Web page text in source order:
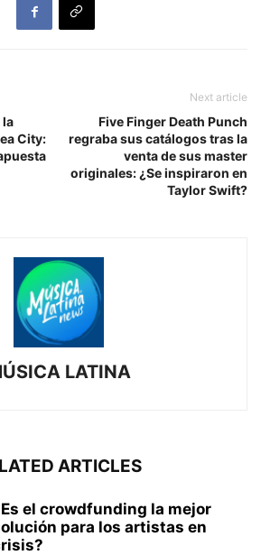
la
City:
Next article
Five Finger Death Punch
regraba sus catálogos tras la
venta de sus master
originales: ¿Se inspiraron en
Taylor Swift?
LATINA
ARTICLES
el crowdfunding la mejor
para los artistas en